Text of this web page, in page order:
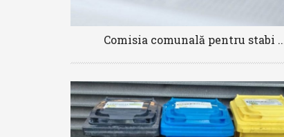
Comisia comunală pentru stabi